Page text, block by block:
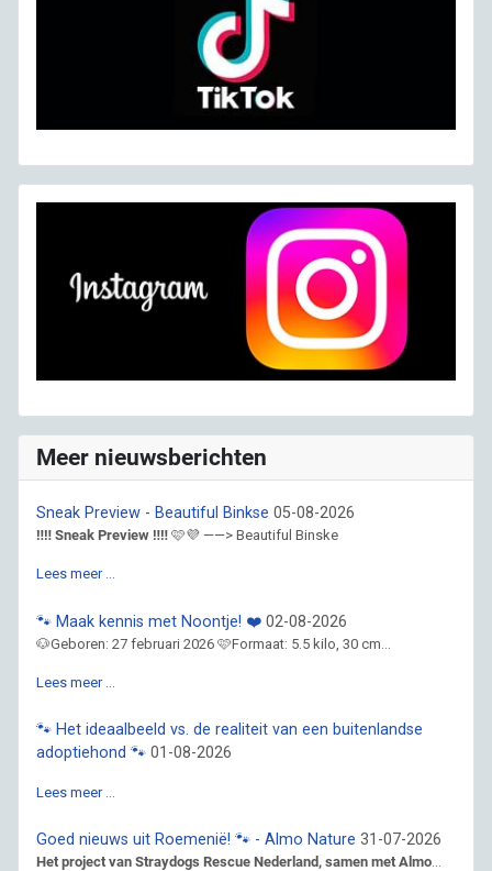
Meer nieuwsberichten
Sneak Preview - Beautiful Binkse 05-08-2026
‼️‼️ Sneak Preview ‼️‼️ 🩷💜 ——> Beautiful Binske
Lees meer …
🐾 Maak kennis met Noontje! ❤️ 02-08-2026
🐶Geboren: 27 februari 2026 🩷Formaat: 5.5 kilo, 30 cm...
Lees meer …
🐾 Het ideaalbeeld vs. de realiteit van een buitenlandse
adoptiehond 🐾 01-08-2026
Lees meer …
Goed nieuws uit Roemenië! 🐾 - Almo Nature 31-07-2026
Het project van Straydogs Rescue Nederland, samen met Almo